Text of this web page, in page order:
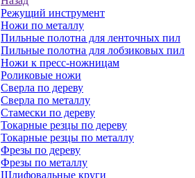
Режущий инструмент
Ножи по металлу
Пильные полотна для ленточных пил
Пильные полотна для лобзиковых пил
Ножи к пресс-ножницам
Роликовые ножи
Сверла по дереву
Сверла по металлу
Стамески по дереву
Токарные резцы по дереву
Токарные резцы по металлу
Фрезы по дереву
Фрезы по металлу
Шлифовальные круги